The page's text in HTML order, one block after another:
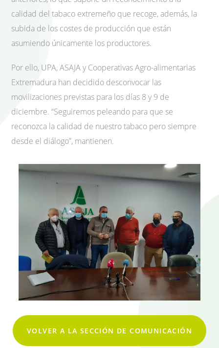
calidad del tabaco extremeño que recoge, además, la
subida de los costes de producción que están
asumiendo únicamente los productores.
Por ello, UPA, ASAJA y Cooperativas Agro-alimentarias
Extremadura han decidido desconvocar las
movilizaciones previstas para los días 8 y 9 de
diciembre. “Seguiremos peleando para que se
reconozca la calidad de nuestro tabaco pero siempre
desde el diálogo”, mantienen.
VOLVER A LA SECCIÓN DE COMUNICACIÓN